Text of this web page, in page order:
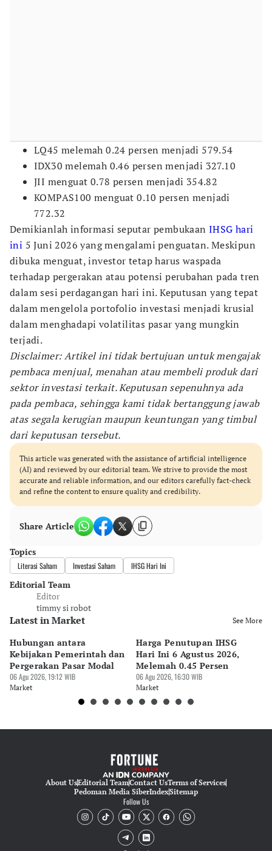
LQ45 melemah 0.24 persen menjadi 579.54
IDX30 melemah 0.46 persen menjadi 327.10
JII menguat 0.78 persen menjadi 354.82
KOMPAS100 menguat 0.10 persen menjadi
772.32
Demikianlah informasi seputar pembukaan IHSG hari
ini 5 Juni 2026 yang mengalami penguatan. Meskipun
dibuka menguat, investor tetap harus waspada
terhadap pergerakan atau potensi perubahan pada tren
dalam sesi perdagangan hari ini. Keputusan yang tepat
dalam mengelola portofolio investasi menjadi krusial
dalam menghadapi volatilitas pasar yang mungkin
terjadi.
Disclaimer: Artikel ini tidak bertujuan untuk mengajak
pembaca menjual, menahan atau membeli produk dari
sektor investasi terkait. Keputusan sepenuhnya ada
pada pembaca, sehingga kami tidak bertanggung jawab
atas segala kerugian maupun keuntungan yang timbul
dari keputusan tersebut.
This article was generated with the assistance of artificial intelligence
(AI) and reviewed by our editorial team. We strive to provide the most
accurate and reliable information, and our editors carefully fact-check
and refine the content to ensure quality and credibility.
Share Article
Topics
Literasi Saham Investasi Saham IHSG Hari Ini
Editorial Team
Editor
timmy si robot
Latest in Market See More
Hubungan antara
Kebijakan Pemerintah dan
Pergerakan Pasar Modal
06 Agu 2026, 19:12 WIB
Market
Harga Penutupan IHSG
Hari Ini 6 Agustus 2026,
Melemah 0.45 Persen
06 Agu 2026, 16:30 WIB
Market
About UsEditorial TeamContact UsTerms of Services
Pedoman Media SiberIndexSitemap
Follow Us